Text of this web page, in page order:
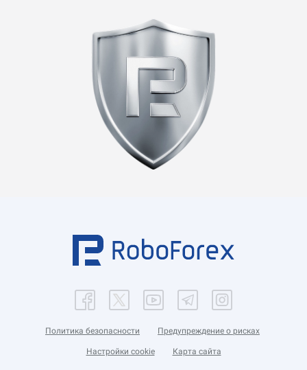
Политика безопасности Предупреждение о рисках
Настройки cookie Карта сайта